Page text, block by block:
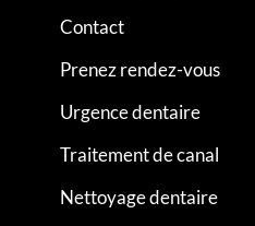
Contact
Prenez rendez-vous
Urgence dentaire
Traitement de canal
Nettoyage dentaire